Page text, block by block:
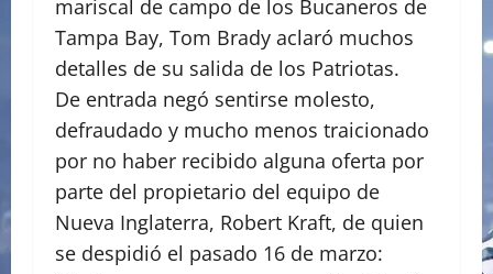
mariscal de campo de los Bucaneros de
Tampa Bay, Tom Brady aclaró muchos
detalles de su salida de los Patriotas.
De entrada negó sentirse molesto,
defraudado y mucho menos traicionado
por no haber recibido alguna oferta por
parte del propietario del equipo de
Nueva Inglaterra, Robert Kraft, de quien
se despidió el pasado 16 de marzo: